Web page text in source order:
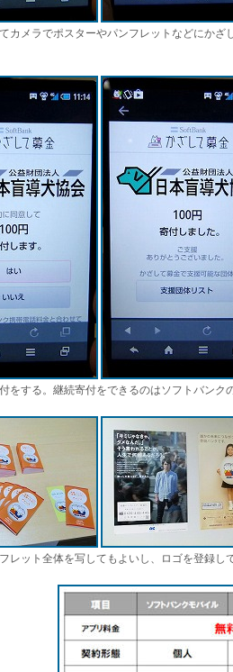
カメラでポスターやパンフレットなどにかざ
をする。継続寄付をできるのはソフトバンク
レット全体を写してもよいし、ロゴを登録し